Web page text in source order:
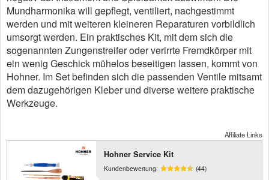
Mundharmonika will gepflegt, ventiliert, nachgestimmt
werden und mit weiteren kleineren Reparaturen vorbildlich
umsorgt werden. Ein praktisches Kit, mit dem sich die
sogenannten Zungenstreifer oder verirrte Fremdkörper mit
ein wenig Geschick mühelos beseitigen lassen, kommt von
Hohner. Im Set befinden sich die passenden Ventile mitsamt
dem dazugehörigen Kleber und diverse weitere praktische
Werkzeuge.
Affiliate Links
Hohner Service Kit
Kundenbewertung: (44)